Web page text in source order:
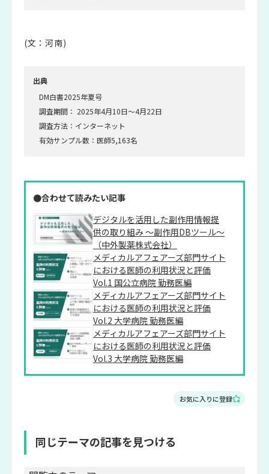
(文：河南)
出典
DM白書2025年夏号
調査期間： 2025年4月10日～4月22日
調査方法：インターネット
有効サンプル数：医師5,163名
●合わせて読みたい記事
デジタルを活用した副作用情報提
供の取り組み ～副作用DBツール～
（中外製薬株式会社）
メディカルアフェアーズ部門サイト
における医師の利用状況と評価
Vol.1 国公立病院 勤務医編
メディカルアフェアーズ部門サイト
における医師の利用状況と評価
Vol.2 大学病院 勤務医編
メディカルアフェアーズ部門サイト
における医師の利用状況と評価
Vol.3 大学病院 勤務医編
お気に入りに登録
同じテーマの記事を見つける